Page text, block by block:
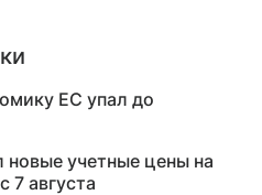
ЕС упал до
новые учетные цены на
7 августа